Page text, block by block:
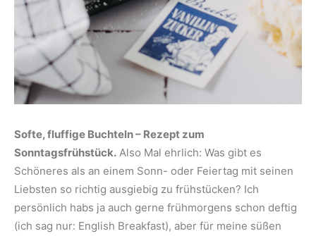
Softe, fluffige Buchteln – Rezept zum
Sonntagsfrühstück. Also Mal ehrlich: Was gibt es
Schöneres als an einem Sonn- oder Feiertag mit seinen
Liebsten so richtig ausgiebig zu frühstücken? Ich
persönlich habs ja auch gerne frühmorgens schon deftig
(ich sag nur: English Breakfast), aber für meine süßen